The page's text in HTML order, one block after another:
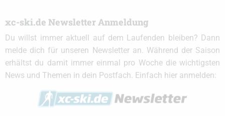
xc-ski.de Newsletter Anmeldung
Du willst immer aktuell auf dem Laufenden bleiben? Dann
melde dich für unseren Newsletter an. Während der Saison
erhältst du damit immer einmal pro Woche die wichtigsten
News und Themen in dein Postfach. Einfach hier anmelden: